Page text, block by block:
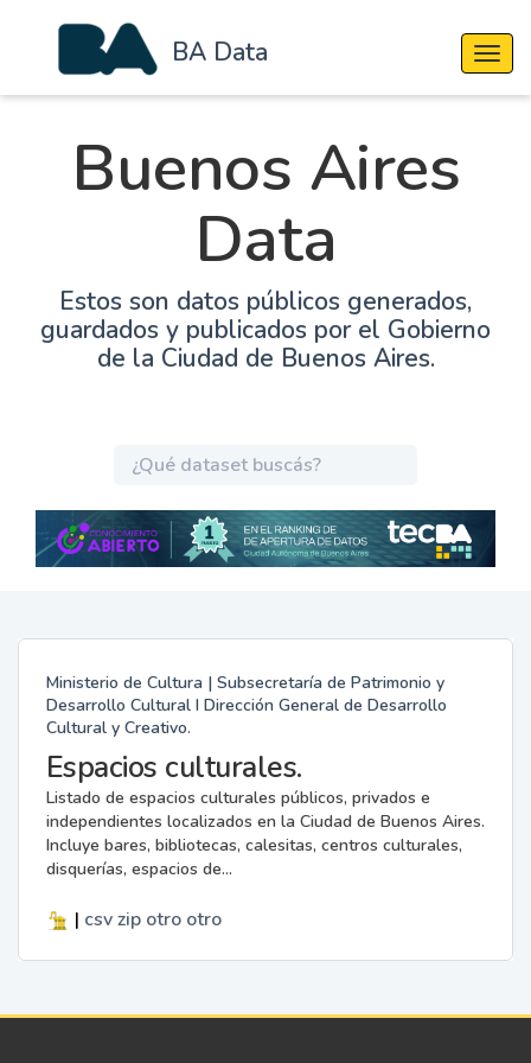
BA Data
Buenos Aires
Data
Estos son datos públicos generados,
guardados y publicados por el Gobierno
de la Ciudad de Buenos Aires.
Ministerio de Cultura | Subsecretaría de Patrimonio y
Desarrollo Cultural I Dirección General de Desarrollo
Cultural y Creativo.
Espacios culturales.
Listado de espacios culturales públicos, privados e
independientes localizados en la Ciudad de Buenos Aires.
Incluye bares, bibliotecas, calesitas, centros culturales,
disquerías, espacios de...
| csv zip otro otro